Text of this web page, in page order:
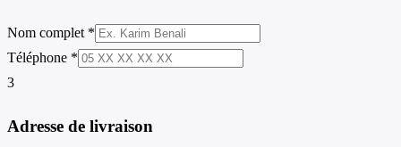
Nom complet *
Téléphone *
3
Adresse de livraison